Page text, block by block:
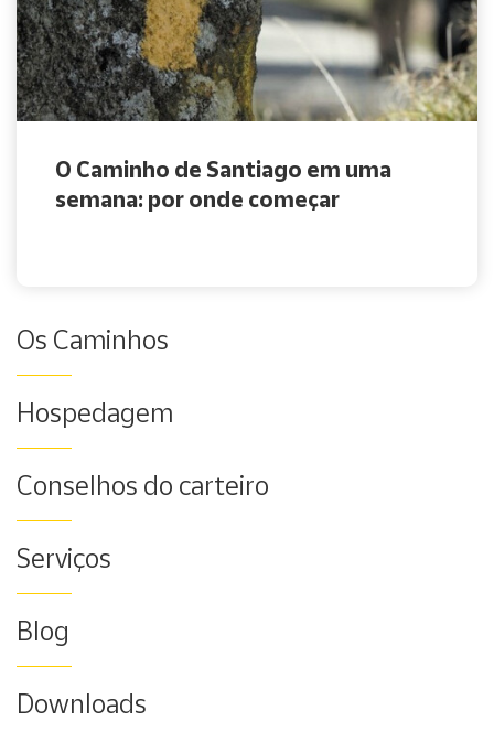
O Caminho de Santiago em uma
semana: por onde começar
Os Caminhos
Hospedagem
Conselhos do carteiro
Serviços
Blog
Downloads